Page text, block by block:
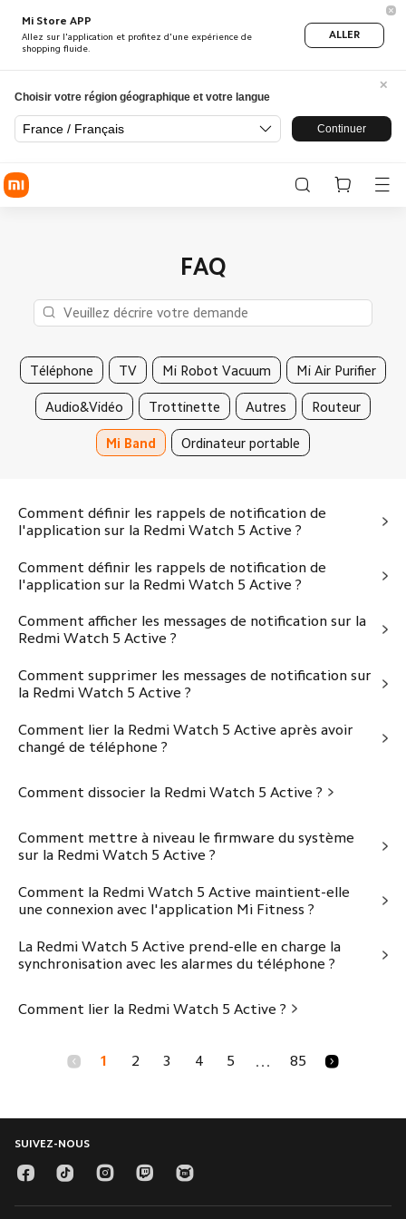
Mi Store APP
Allez sur l'application et profitez d'une expérience de
shopping fluide.
ALLER
Choisir votre région géographique et votre langue
France / Français Continuer
FAQ
Téléphone TV Mi Robot Vacuum Mi Air Purifier
Audio&Vidéo Trottinette Autres Routeur
Mi Band Ordinateur portable
Comment définir les rappels de notification de
l'application sur la Redmi Watch 5 Active ?
Comment définir les rappels de notification de
l'application sur la Redmi Watch 5 Active ?
Comment afficher les messages de notification sur la
Redmi Watch 5 Active ?
Comment supprimer les messages de notification sur
la Redmi Watch 5 Active ?
Comment lier la Redmi Watch 5 Active après avoir
changé de téléphone ?
Comment dissocier la Redmi Watch 5 Active ?
Comment mettre à niveau le firmware du système
sur la Redmi Watch 5 Active ?
Comment la Redmi Watch 5 Active maintient-elle
une connexion avec l'application Mi Fitness ?
La Redmi Watch 5 Active prend-elle en charge la
synchronisation avec les alarmes du téléphone ?
Comment lier la Redmi Watch 5 Active ?
1 2 3 4 5 ... 85
SUIVEZ-NOUS